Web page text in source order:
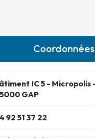
Coordonnées
IC 5 - Micropolis
GAP
92 51 37 22